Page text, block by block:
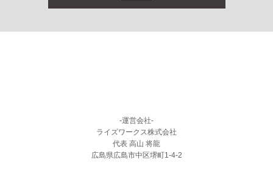
-運営会社-
ライズワークス株式会社
代表 高山 将龍
広島県広島市中区堺町1-4-2